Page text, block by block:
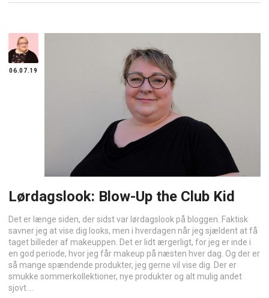
06.07.19
Lørdagslook: Blow-Up the Club Kid
Det er længe siden, der sidst var lørdagslook på bloggen. Faktisk
savner jeg at vise dig looks, men i hverdagen når jeg sjældent at få
taget billeder af makeuppen. Det er lidt ærgerligt, for jeg er inde i
en god periode, hvor jeg får makeup på næsten hver dag. Og der er
så mange spændende produkter, jeg gerne vil vise dig. Der er
smukke sommerkollektioner, nye produkter og alt mulig andet
sjovt....